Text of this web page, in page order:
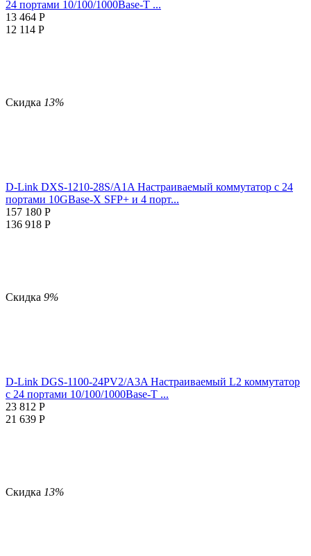
24 портами 10/100/1000Base-T ...
13 464 Р
12 114 Р
Скидка 13%
D-Link DXS-1210-28S/A1A Настраиваемый коммутатор с 24
портами 10GBase-X SFP+ и 4 порт...
157 180 Р
136 918 Р
Скидка 9%
D-Link DGS-1100-24PV2/A3A Настраиваемый L2 коммутатор
c 24 портами 10/100/1000Base-T ...
23 812 Р
21 639 Р
Скидка 13%